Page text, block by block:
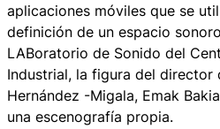
aplicaciones móviles que se
definición de un espacio
LABoratorio de Sonido del
Industrial, la figura del director
Hernández -Migala, Emak
una escenografía propia.